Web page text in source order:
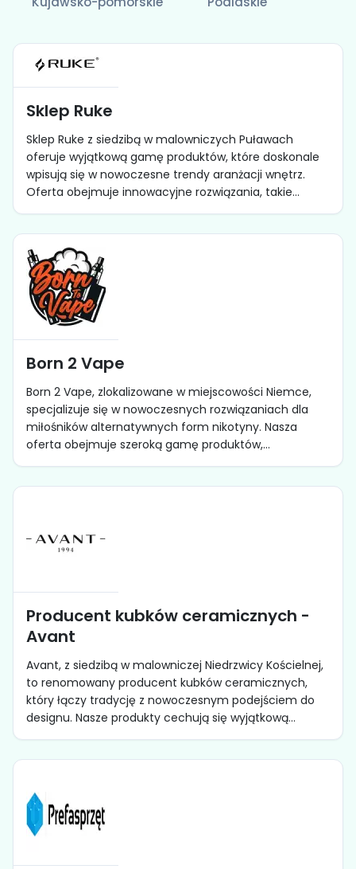
Sklep Ruke
Sklep Ruke z siedzibą w malowniczych Puławach
oferuje wyjątkową gamę produktów, które doskonale
wpisują się w nowoczesne trendy aranżacji wnętrz.
Oferta obejmuje innowacyjne rozwiązania, takie...
Born 2 Vape
Born 2 Vape, zlokalizowane w miejscowości Niemce,
specjalizuje się w nowoczesnych rozwiązaniach dla
miłośników alternatywnych form nikotyny. Nasza
oferta obejmuje szeroką gamę produktów,...
Producent kubków ceramicznych -
Avant
Avant, z siedzibą w malowniczej Niedrzwicy Kościelnej,
to renomowany producent kubków ceramicznych,
który łączy tradycję z nowoczesnym podejściem do
designu. Nasze produkty cechują się wyjątkową...